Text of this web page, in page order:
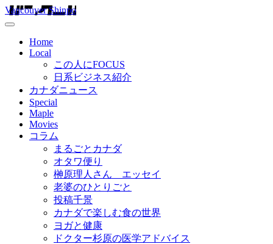
Vancouver Shinpo
Home
Local
この人にFOCUS
日系ビジネス紹介
カナダニュース
Special
Maple
Movies
コラム
まるごとカナダ
オタワ便り
榊原理人さん エッセイ
老婆のひとりごと
投稿千景
カナダで楽しむ食の世界
ヨガと健康
ドクター杉原の医学アドバイス